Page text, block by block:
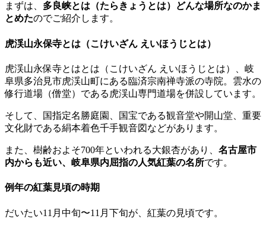
まずは、 多良峡とは（たらきょうとは）どんな場所なのかま
とめたのでご紹介します。
虎渓山永保寺とは（こけいざん えいほうじとは）
虎渓山永保寺とはとは（こけいざん えいほうじとは）、岐
阜県多治見市虎渓山町にある臨済宗南禅寺派の寺院。雲水の
修行道場（僧堂）である虎渓山専門道場を併設しています。
そして、国指定名勝庭園、国宝である観音堂や開山堂、重要
文化財である絹本着色千手観音図などがあります。
また、樹齢およそ700年といわれる大銀杏があり、 名古屋市
内からも近い、岐阜県内屈指の人気紅葉の名所です。
例年の紅葉見頃の時期
だいたい11月中旬〜11月下旬が、紅葉の見頃です。